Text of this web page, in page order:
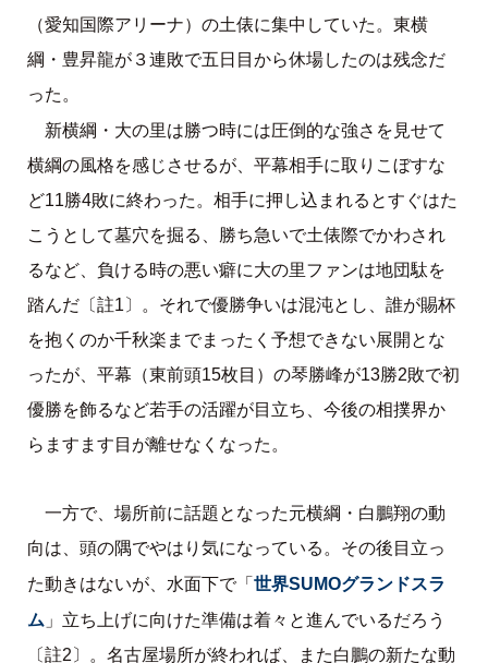
（愛知国際アリーナ）の土俵に集中していた。東横
綱・豊昇龍が３連敗で五日目から休場したのは残念だ
った。
新横綱・大の里は勝つ時には圧倒的な強さを見せて
横綱の風格を感じさせるが、平幕相手に取りこぼすな
ど11勝4敗に終わった。相手に押し込まれるとすぐはた
こうとして墓穴を掘る、勝ち急いで土俵際でかわされ
るなど、負ける時の悪い癖に大の里ファンは地団駄を
踏んだ〔註1〕。それで優勝争いは混沌とし、誰が賜杯
を抱くのか千秋楽までまったく予想できない展開とな
ったが、平幕（東前頭15枚目）の琴勝峰が13勝2敗で初
優勝を飾るなど若手の活躍が目立ち、今後の相撲界か
らますます目が離せなくなった。
一方で、場所前に話題となった元横綱・白鵬翔の動
向は、頭の隅でやはり気になっている。その後目立っ
た動きはないが、水面下で「 世界SUMOグランドスラ
ム 」立ち上げに向けた準備は着々と進んでいるだろう
〔註2〕。名古屋場所が終われば、また白鵬の新たな動